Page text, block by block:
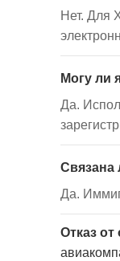
Нет. Для
Могу ли
Да.
Связана
Да.
Отказ от